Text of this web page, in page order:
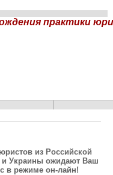
практики
из Российской
и Украины ожидают Ваш
в режиме он-лайн!